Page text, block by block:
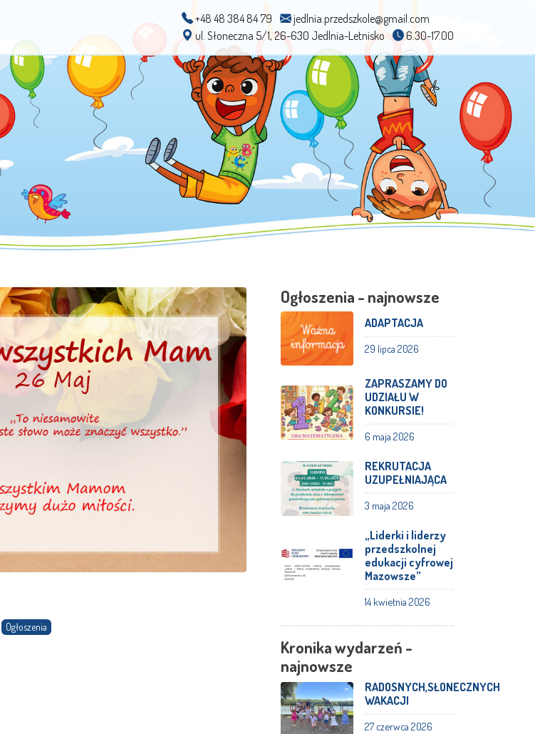
+48 48 384 84 79
jedlnia.przedszkole@gmail.com
ul. Słoneczna 5/1, 26-630 Jedlnia-Letnisko
6.30-17.00
Ogłoszenia
Ogłoszenia - najnowsze
ADAPTACJA
29 lipca 2026
ZAPRASZAMY DO
UDZIAŁU W
KONKURSIE!
6 maja 2026
REKRUTACJA
UZUPEŁNIAJĄCA
3 maja 2026
„Liderki i liderzy
przedszkolnej
edukacji cyfrowej
Mazowsze”
14 kwietnia 2026
Kronika wydarzeń -
najnowsze
RADOSNYCH,SŁONECZNYCH
WAKACJI
27 czerwca 2026